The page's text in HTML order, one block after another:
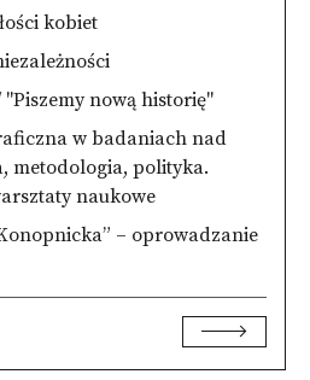
kobiet
nową historię"
w badaniach nad
metodologia, polityka.
naukowe
– oprowadzanie